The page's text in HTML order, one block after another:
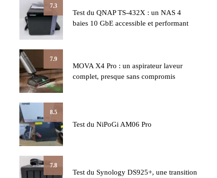
7.3
Test du QNAP TS-432X : un NAS 4
baies 10 GbE accessible et performant
7.9
MOVA X4 Pro : un aspirateur laveur
complet, presque sans compromis
8.5
Test du NiPoGi AM06 Pro
7.8
Test du Synology DS925+, une transition